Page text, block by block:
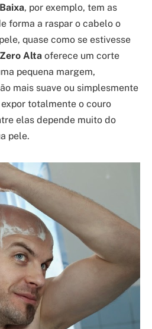
, por exemplo, tem as
forma a raspar o cabelo o
quase como se estivesse
Zero Alta oferece um corte
pequena margem,
mais suave ou simplesmente
totalmente o couro
elas depende muito do
pele.